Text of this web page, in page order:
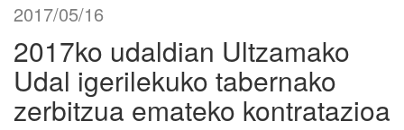
2017/05/16
2017ko udaldian Ultzamako
Udal igerilekuko tabernako
zerbitzua emateko kontratazioa